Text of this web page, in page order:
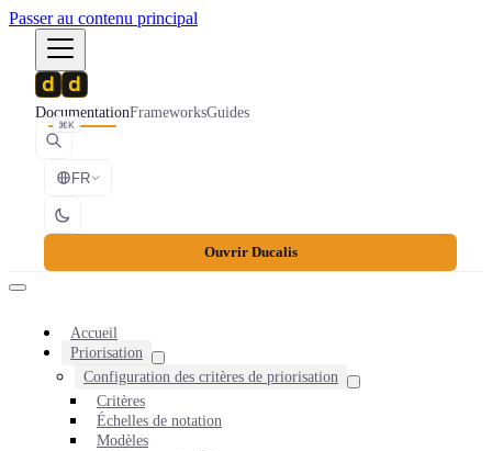
Passer au contenu principal
DocumentationFrameworksGuides
⌘K
FR
Ouvrir Ducalis
Accueil
Priorisation
Configuration des critères de priorisation
Critères
Échelles de notation
Modèles